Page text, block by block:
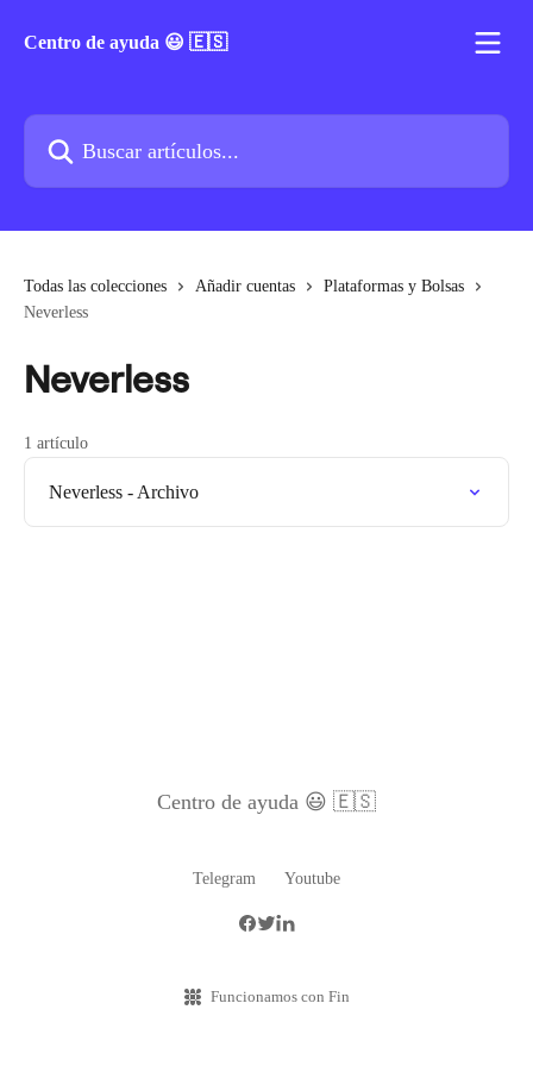
Centro de ayuda 😃 🇪🇸
Buscar artículos...
Todas las colecciones Añadir cuentas
Plataformas y Bolsas
Neverless
Neverless
1 artículo
Neverless - Archivo
Centro de ayuda 😃 🇪🇸
Telegram Youtube
Funcionamos con Fin